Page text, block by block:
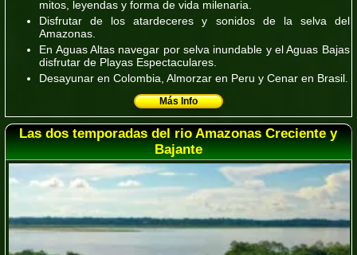
mitos, leyendas y forma de vida milenaria.
Disfrutar de los atardeceres y sonidos de la selva del
Amazonas.
En Aguas Altas navegar por selva inundable y el Aguas Bajas
disfrutar de Playas Espectaculares.
Desayunar enColombia, Almorzar en Peru y Cenar en Brasil.
Más Info
Las dos temporadas del rio Amazonas Creciente y
Bajante